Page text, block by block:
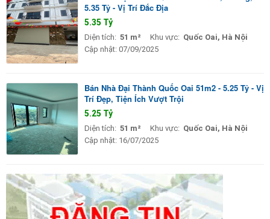
5.35 Tỷ - Vị Trí Đắc Địa
5.35 Tỷ
Diện tích: 51 m² Khu vực: Quốc Oai, Hà Nội
Cập nhật: 07/09/2025
Bán Nhà Đại Thành Quốc Oai 51m2 - 5.25 Tỷ - Vị
Trí Đẹp, Tiện Ích Vượt Trội
5.25 Tỷ
Diện tích: 51 m² Khu vực: Quốc Oai, Hà Nội
Cập nhật: 16/07/2025